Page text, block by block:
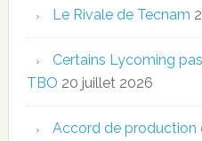
Le Rivale de Tecnam
Certains Lycoming
TBO 20 juillet 2026
Accord de production